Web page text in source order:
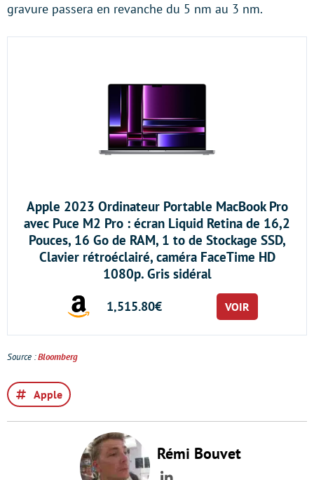
gravure passera en revanche du 5 nm au 3 nm.
Apple 2023 Ordinateur Portable MacBook Pro
avec Puce M2 Pro : écran Liquid Retina de 16,2
Pouces, 16 Go de RAM, 1 to de Stockage SSD,
Clavier rétroéclairé, caméra FaceTime HD
1080p. Gris sidéral
1,515.80€ VOIR
Source :Bloomberg
Apple
Rémi Bouvet